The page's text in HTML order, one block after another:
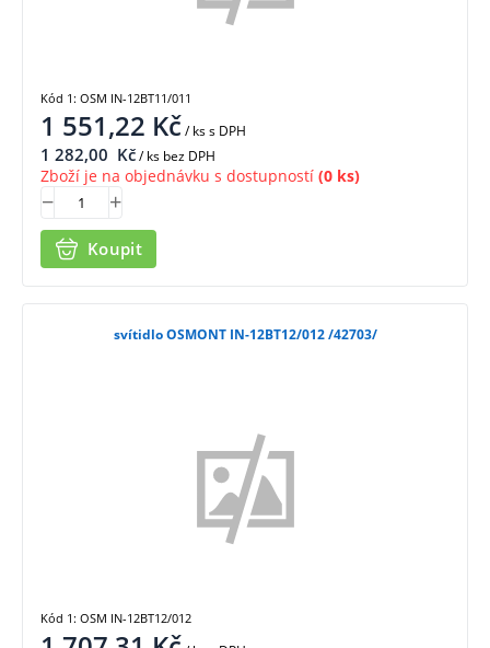
1 551,22 Kč/ kss DPH
1 282,00 Kč/ ks bez DPH
Zboží je na objednávku s dostupností (0 ks)
Koupit
Kód 1: OSM IN-12BT11/011
svítidlo OSMONT IN-12BT12/012 /42703/
Kód 1: OSM IN-12BT12/012